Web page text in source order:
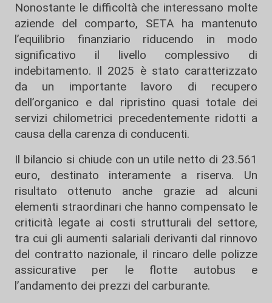
Nonostante le difficoltà che interessano molte
aziende del comparto, SETA ha mantenuto
l’equilibrio finanziario riducendo in modo
significativo il livello complessivo di
indebitamento. Il 2025 è stato caratterizzato
da un importante lavoro di recupero
dell’organico e dal ripristino quasi totale dei
servizi chilometrici precedentemente ridotti a
causa della carenza di conducenti.
Il bilancio si chiude con un utile netto di 23.561
euro, destinato interamente a riserva. Un
risultato ottenuto anche grazie ad alcuni
elementi straordinari che hanno compensato le
criticità legate ai costi strutturali del settore,
tra cui gli aumenti salariali derivanti dal rinnovo
del contratto nazionale, il rincaro delle polizze
assicurative per le flotte autobus e
l’andamento dei prezzi del carburante.